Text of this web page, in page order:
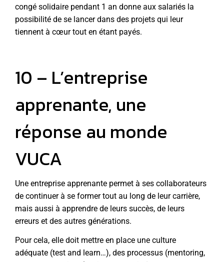
congé solidaire pendant 1 an donne aux salariés la
possibilité de se lancer dans des projets qui leur
tiennent à cœur tout en étant payés.
10 – L’entreprise
apprenante, une
réponse au monde
VUCA
Une entreprise apprenante permet à ses collaborateurs
de continuer à se former tout au long de leur carrière,
mais aussi à apprendre de leurs succès, de leurs
erreurs et des autres générations.
Pour cela, elle doit mettre en place une culture
adéquate (test and learn…), des processus (mentoring,